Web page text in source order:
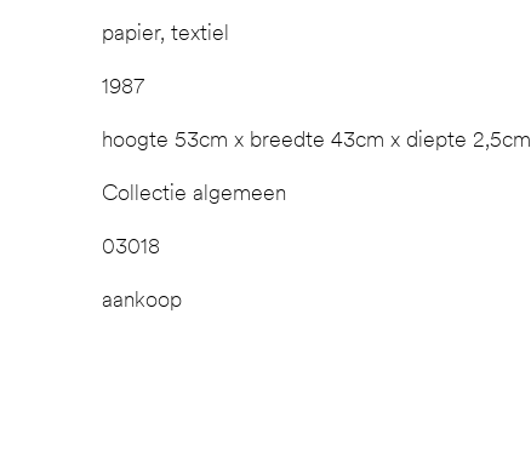
papier, textiel
1987
hoogte 53cm x breedte 43cm x diepte 2,5cm
Collectie algemeen
03018
aankoop